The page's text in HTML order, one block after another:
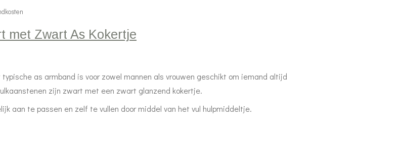
met Zwart As Kokertje
as armband is voor zowel mannen als vrouwen geschikt om iemand altijd
zijn zwart met een zwart glanzend kokertje.
aan te passen en zelf te vullen door middel van het vul hulpmiddeltje.